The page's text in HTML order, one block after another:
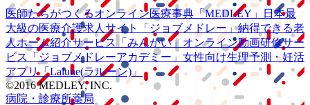
医師たちがつくるオンライン医療事典 「MEDLEY」
日本最
大級の医療介護求人サイト 「ジョブメドレー」納得できる老
人ホーム紹介サービス
「みんかい」 オンライン動画研修サー
ビス
「ジョブメドレーアカデミー」 女性向け生理予測・妊活
アプリ「Lalune(ラルーン)」
©2016 MEDLEY, INC.
病院・診療所薬局